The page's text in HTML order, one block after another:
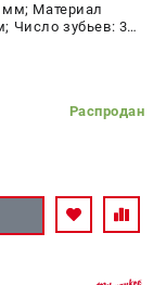
Материал
Число зубьев: 36
Распродан